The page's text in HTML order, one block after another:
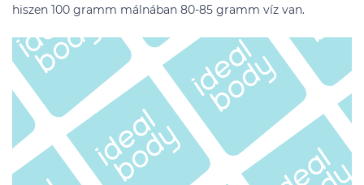
hiszen 100 gramm málnában 80-85 gramm víz van.